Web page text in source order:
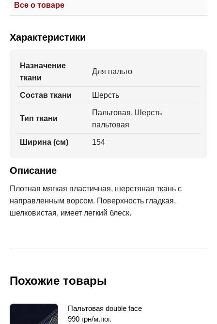
Все о товаре
Характеристики
Назначение
ткани
Для пальто
Состав ткани Шерсть
Тип ткани
Пальтовая, Шерсть
пальтовая
Ширина (см) 154
Описание
Плотная мягкая пластичная, шерстяная ткань с
направленным ворсом. Поверхность гладкая,
шелковистая, имеет легкий блеск.
Похожие товары
Пальтовая double face
990 грн/м.пог.